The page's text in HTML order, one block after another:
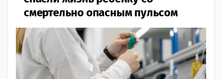
смертельно опасным пульсом